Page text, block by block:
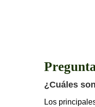
¿Cuáles
Los